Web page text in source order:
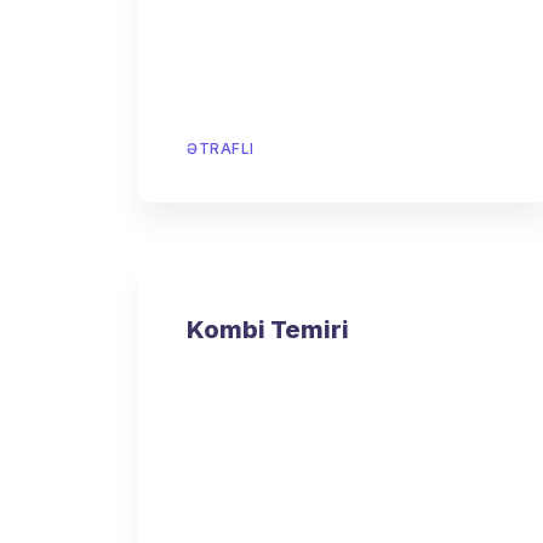
ƏTRAFLI
Kombi Temiri